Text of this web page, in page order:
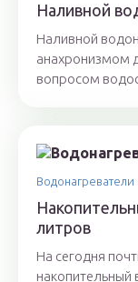
Наливной
Наливной
анахронизмом
вопросом
Водонагреватели
литров
На сегодня
накопительный